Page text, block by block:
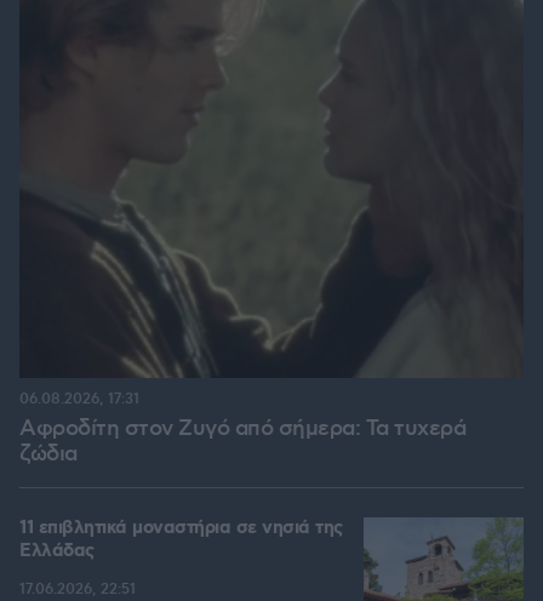
Αφροδίτη στον Ζυγό από σήμερα: Τα τυχερά
ζώδια
06.08.2026, 17:31
11 επιβλητικά μοναστήρια σε νησιά της
Ελλάδας
17.06.2026, 22:51